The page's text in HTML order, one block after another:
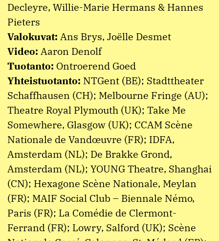
Decleyre, Willie-Marie Hermans & Hannes
Pieters
Valokuvat: Ans Brys, Joëlle Desmet
Video: Aaron Denolf
Tuotanto: Ontroerend Goed
Yhteistuotanto: NTGent (BE); Stadttheater
Schaffhausen (CH); Melbourne Fringe (AU);
Theatre Royal Plymouth (UK); Take Me
Somewhere, Glasgow (UK); CCAM Scène
Nationale de Vandœuvre (FR); IDFA,
Amsterdam (NL); De Brakke Grond,
Amsterdam (NL); YOUNG Theatre, Shanghai
(CN); Hexagone Scène Nationale, Meylan
(FR); MAIF Social Club – Biennale Némo,
Paris (FR); La Comédie de Clermont-
Ferrand (FR); Lowry, Salford (UK); Scène